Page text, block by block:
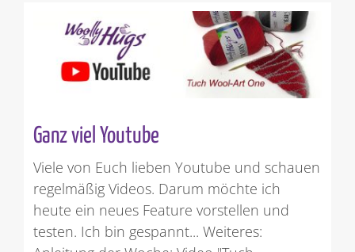
Ganz viel Youtube
Viele von Euch lieben Youtube und schauen
regelmäßig Videos. Darum möchte ich
heute ein neues Feature vorstellen und
testen. Ich bin gespannt... Weiteres: